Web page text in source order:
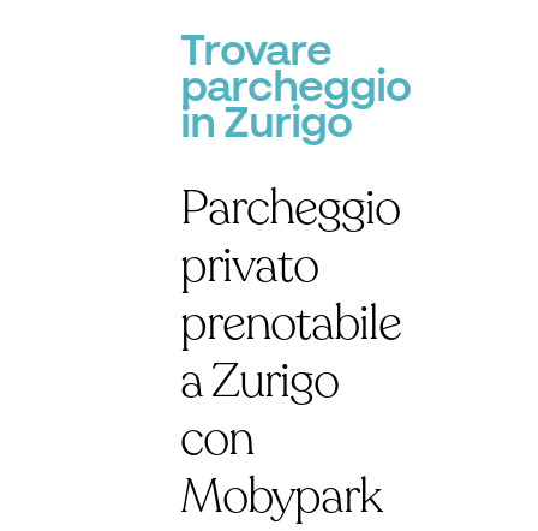
Trovare
parcheggio
in Zurigo
Parcheggio
privato
prenotabile
a Zurigo
con
Mobypark